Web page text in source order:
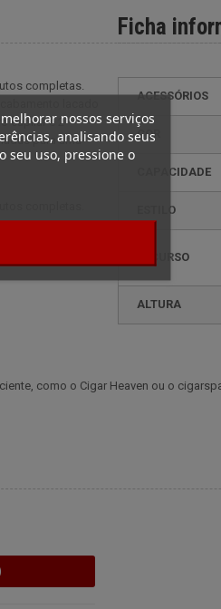
nossos serviços
analisando seus
seu uso, pressione o
Ficha
ACESSÓRIOS
COR
CAPACIDADE
ESTILO
RECURSO
ALTURA
completas.
lacado
capilar e 2
para uma
completas.
como o Cigar Heaven ou o